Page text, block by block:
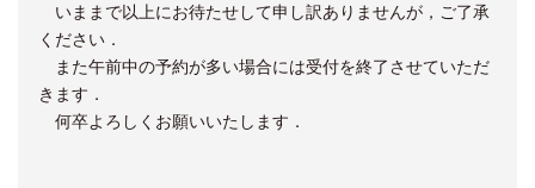
いままで以上にお待たせして申し訳ありませんが，ご了承
ください．
また午前中の予約が多い場合には受付を終了させていただ
きます．
何卒よろしくお願いいたします．